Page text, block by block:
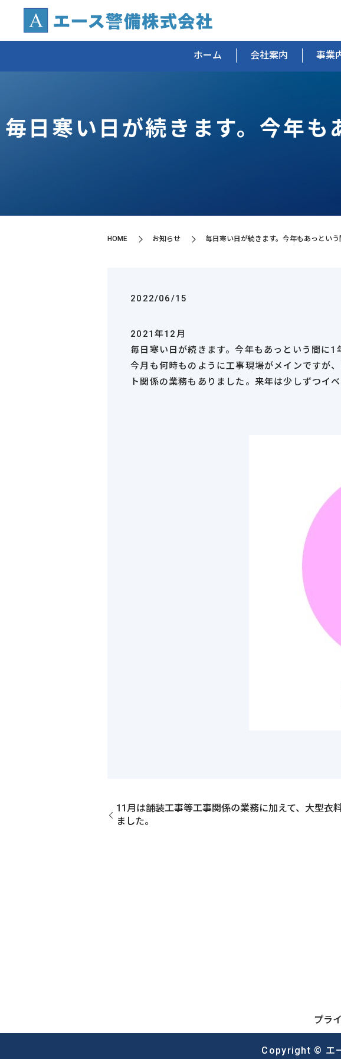
ホーム 会社案内 事業
毎日寒い日が続きます。今年
HOME お知らせ 毎日寒い日が続きます。今年もあっとい
2022/06/15
2021年12月
毎日寒い日が続きます。今年もあっという間に1
今月も何時ものように工事現場がメインですが
ト関係の業務もありました。来年は少しずつイ
11月は舗装工事等工事関係の業務に加えて、大型
ました。
プラ
Copyright © エ